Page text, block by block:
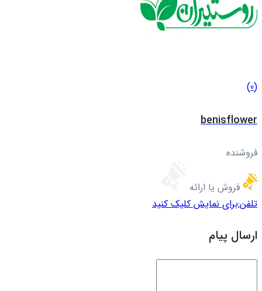
(0)
benisflower
فروشنده
فروش یا ارائه
تلفن:برای نمایش کلیک کنید
ارسال پیام